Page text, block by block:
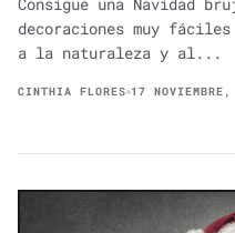
Consigue una Navidad
decoraciones muy
a la naturaleza y al...
CINTHIA FLORES 17